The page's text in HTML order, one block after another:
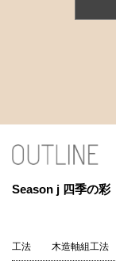
Season j 四季の彩
工法 木造軸組工法